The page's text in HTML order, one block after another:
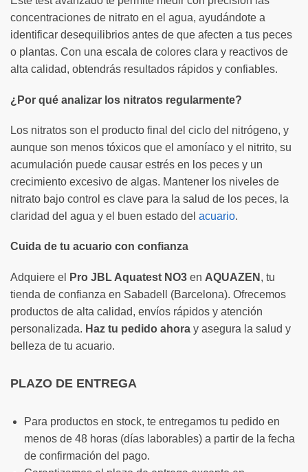
concentraciones de nitrato en el agua, ayudándote a
identificar desequilibrios antes de que afecten a tus peces
o plantas. Con una escala de colores clara y reactivos de
alta calidad, obtendrás resultados rápidos y confiables.
¿Por qué analizar los nitratos regularmente?
Los nitratos son el producto final del ciclo del nitrógeno, y
aunque son menos tóxicos que el amoníaco y el nitrito, su
acumulación puede causar estrés en los peces y un
crecimiento excesivo de algas. Mantener los niveles de
nitrato bajo control es clave para la salud de los peces, la
claridad del agua y el buen estado del acuario.
Cuida de tu acuario con confianza
Adquiere el Pro JBL Aquatest NO3 en AQUAZEN , tu
tienda de confianza en Sabadell (Barcelona). Ofrecemos
productos de alta calidad, envíos rápidos y atención
personalizada. Haz tu pedido ahora y asegura la salud y
belleza de tu acuario.
PLAZO DE ENTREGA
Para productos en stock, te entregamos tu pedido en
menos de 48 horas (días laborables) a partir de la fecha
de confirmación del pago.